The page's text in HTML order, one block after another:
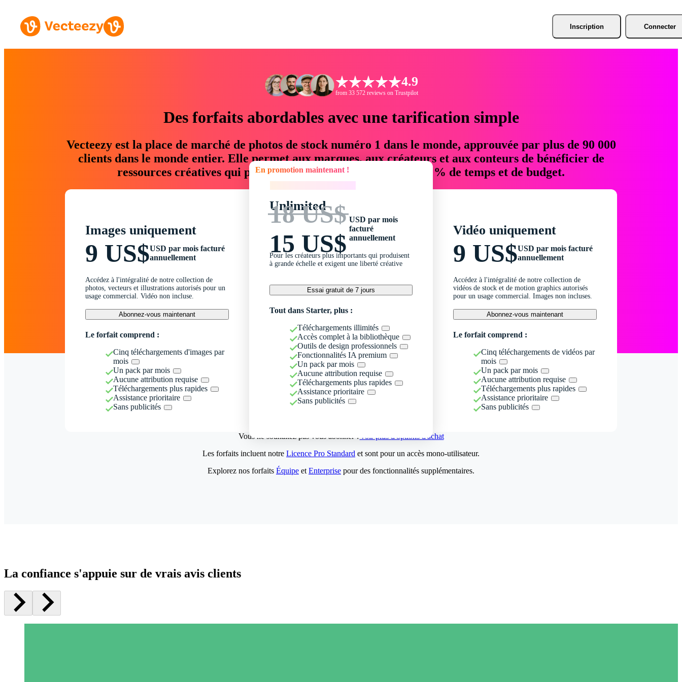
Inscription Connecter
4.9
from 33 572 reviews on Trustpilot
Des forfaits abordables avec une tarification simple
Vecteezy est la place de marché de photos de stock numéro 1 dans le monde, approuvée par plus de 90 000
clients dans le monde entier. Elle permet aux marques, aux créateurs et aux conteurs de bénéficier de
ressources créatives qui permettent d'économiser jusqu'à 76 % de temps et de budget.
Images uniquement
9 US$USD par mois facturé
annuellement
Accédez à l'intégralité de notre collection de
photos, vecteurs et illustrations autorisés pour un
usage commercial. Vidéo non incluse.
Abonnez-vous maintenant
Le forfait comprend :
Cinq téléchargements d'images par
mois
Un pack par mois
Aucune attribution requise
Téléchargements plus rapides
Assistance prioritaire
Sans publicités
En promotion maintenant !
Unlimited
18 US$
15 US$
USD par mois
facturé
annuellement
Pour les créateurs plus importants qui produisent
à grande échelle et exigent une liberté créative
Essai gratuit de 7 jours
Tout dans Starter, plus :
Téléchargements illimités
Accès complet à la bibliothèque
Outils de design professionnels
Fonctionnalités IA premium
Un pack par mois
Aucune attribution requise
Téléchargements plus rapides
Assistance prioritaire
Sans publicités
Vidéo uniquement
9 US$USD par mois facturé
annuellement
Accédez à l'intégralité de notre collection de
vidéos de stock et de motion graphics autorisés
pour un usage commercial. Images non incluses.
Abonnez-vous maintenant
Le forfait comprend :
Cinq téléchargements de vidéos par
mois
Un pack par mois
Aucune attribution requise
Téléchargements plus rapides
Assistance prioritaire
Sans publicités
Vous ne souhaitez pas vous abonner ?Voir plus d'options d'achat
Les forfaits incluent notre Licence Pro Standard et sont pour un accès mono-utilisateur.
Explorez nos forfaits Équipe et Enterprise pour des fonctionnalités supplémentaires.
La confiance s'appuie sur de vrais avis clients